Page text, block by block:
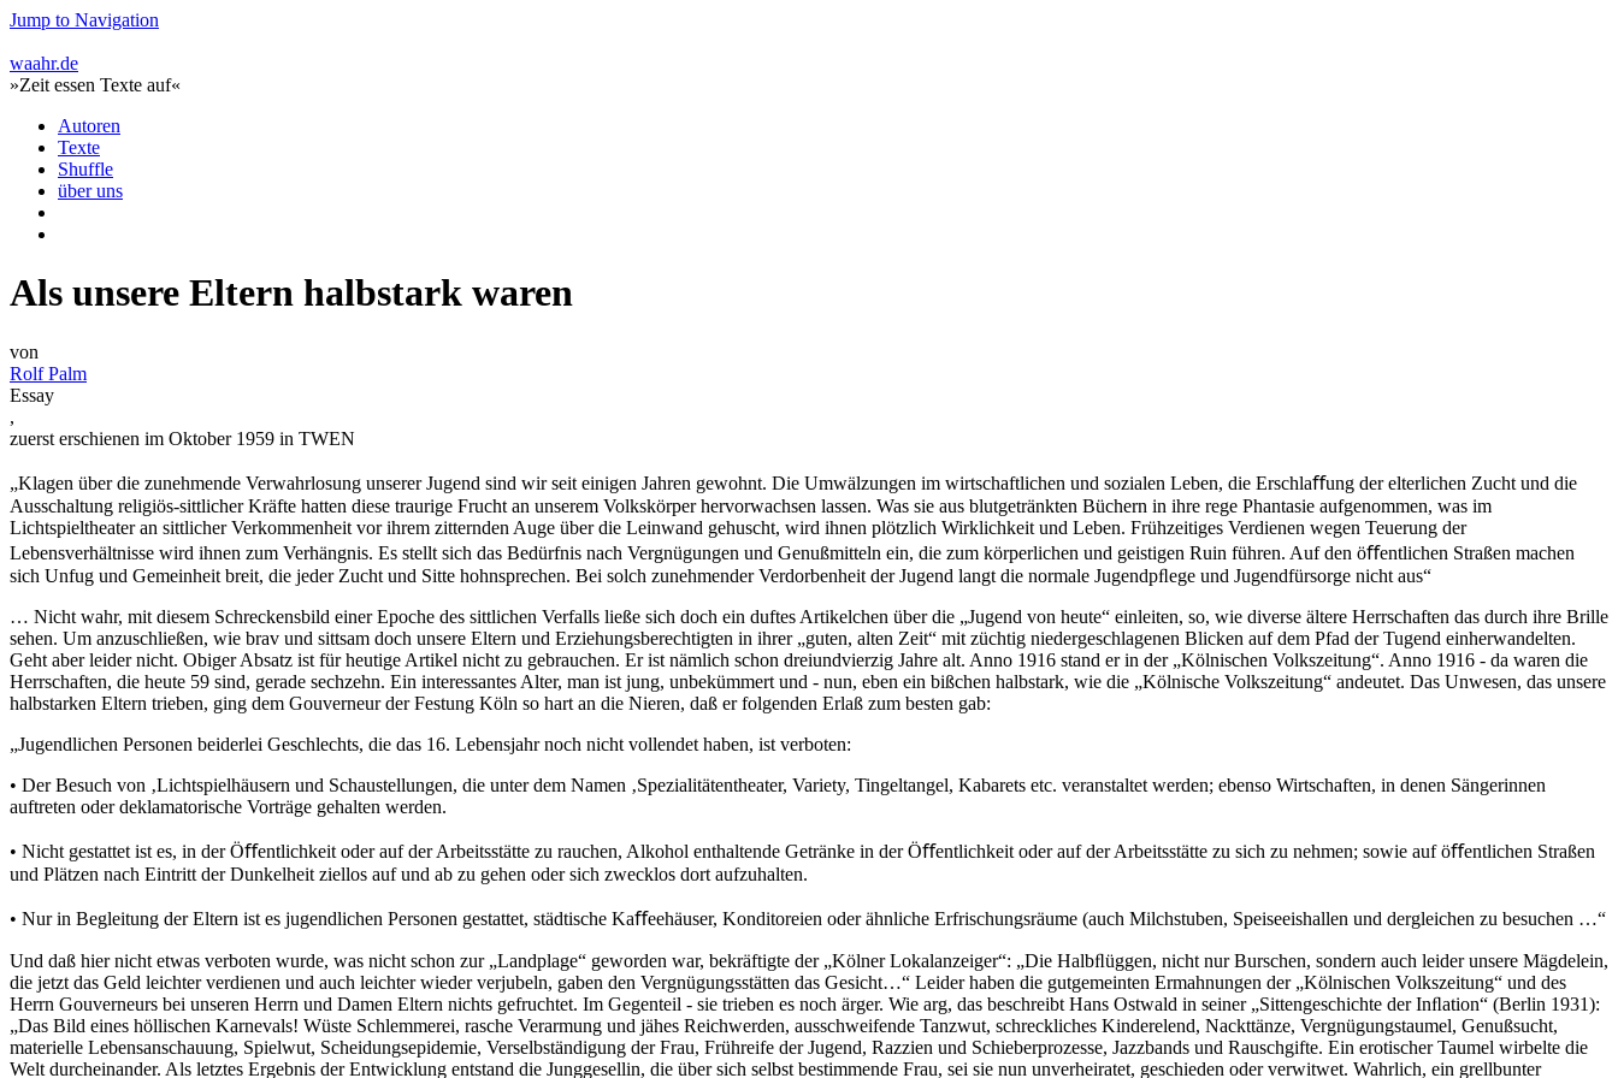
Jump to Navigation
waahr.de
»Zeit essen Texte auf«
Autoren
Texte
Shuffle
über uns
Als unsere Eltern halbstark waren
von
Rolf Palm
Essay
,
zuerst erschienen im Oktober 1959 in TWEN
„Klagen über die zunehmende Verwahrlosung unserer Jugend sind wir seit einigen Jahren gewohnt. Die Umwälzungen im wirtschaftlichen und sozialen Leben, die Erschlaﬀung der elterlichen Zucht und die
Ausschaltung religiös-sittlicher Kräfte hatten diese traurige Frucht an unserem Volkskörper hervorwachsen lassen. Was sie aus blutgetränkten Büchern in ihre rege Phantasie aufgenommen, was im
Lichtspieltheater an sittlicher Verkommenheit vor ihrem zitternden Auge über die Leinwand gehuscht, wird ihnen plötzlich Wirklichkeit und Leben. Frühzeitiges Verdienen wegen Teuerung der
Lebensverhältnisse wird ihnen zum Verhängnis. Es stellt sich das Bedürfnis nach Vergnügungen und Genußmitteln ein, die zum körperlichen und geistigen Ruin führen. Auf den öﬀentlichen Straßen machen
sich Unfug und Gemeinheit breit, die jeder Zucht und Sitte hohnsprechen. Bei solch zunehmender Verdorbenheit der Jugend langt die normale Jugendpﬂege und Jugendfürsorge nicht aus“
… Nicht wahr, mit diesem Schreckensbild einer Epoche des sittlichen Verfalls ließe sich doch ein duftes Artikelchen über die „Jugend von heute“ einleiten, so, wie diverse ältere Herrschaften das durch ihre Brille
sehen. Um anzuschließen, wie brav und sittsam doch unsere Eltern und Erziehungsberechtigten in ihrer „guten, alten Zeit“ mit züchtig niedergeschlagenen Blicken auf dem Pfad der Tugend einherwandelten.
Geht aber leider nicht. Obiger Absatz ist für heutige Artikel nicht zu gebrauchen. Er ist nämlich schon dreiundvierzig Jahre alt. Anno 1916 stand er in der „Kölnischen Volkszeitung“. Anno 1916 - da waren die
Herrschaften, die heute 59 sind, gerade sechzehn. Ein interessantes Alter, man ist jung, unbekümmert und - nun, eben ein bißchen halbstark, wie die „Kölnische Volkszeitung“ andeutet. Das Unwesen, das unsere
halbstarken Eltern trieben, ging dem Gouverneur der Festung Köln so hart an die Nieren, daß er folgenden Erlaß zum besten gab:
„Jugendlichen Personen beiderlei Geschlechts, die das 16. Lebensjahr noch nicht vollendet haben, ist verboten:
• Der Besuch von ‚Lichtspielhäusern und Schaustellungen, die unter dem Namen ‚Spezialitätentheater, Variety, Tingeltangel, Kabarets etc. veranstaltet werden; ebenso Wirtschaften, in denen Sängerinnen
auftreten oder deklamatorische Vorträge gehalten werden.
• Nicht gestattet ist es, in der Öﬀentlichkeit oder auf der Arbeitsstätte zu rauchen, Alkohol enthaltende Getränke in der Öﬀentlichkeit oder auf der Arbeitsstätte zu sich zu nehmen; sowie auf öﬀentlichen Straßen
und Plätzen nach Eintritt der Dunkelheit ziellos auf und ab zu gehen oder sich zwecklos dort aufzuhalten.
• Nur in Begleitung der Eltern ist es jugendlichen Personen gestattet, städtische Kaﬀeehäuser, Konditoreien oder ähnliche Erfrischungsräume (auch Milchstuben, Speiseeishallen und dergleichen zu besuchen …“
Und daß hier nicht etwas verboten wurde, was nicht schon zur „Landplage“ geworden war, bekräftigte der „Kölner Lokalanzeiger“: „Die Halbﬂüggen, nicht nur Burschen, sondern auch leider unsere Mägdelein,
die jetzt das Geld leichter verdienen und auch leichter wieder verjubeln, gaben den Vergnügungsstätten das Gesicht…“ Leider haben die gutgemeinten Ermahnungen der „Kölnischen Volkszeitung“ und des
Herrn Gouverneurs bei unseren Herrn und Damen Eltern nichts gefruchtet. Im Gegenteil - sie trieben es noch ärger. Wie arg, das beschreibt Hans Ostwald in seiner „Sittengeschichte der Inﬂation“ (Berlin 1931):
„Das Bild eines höllischen Karnevals! Wüste Schlemmerei, rasche Verarmung und jähes Reichwerden, ausschweifende Tanzwut, schreckliches Kinderelend, Nackttänze, Vergnügungstaumel, Genußsucht,
materielle Lebensanschauung, Spielwut, Scheidungsepidemie, Verselbständigung der Frau, Frühreife der Jugend, Razzien und Schieberprozesse, Jazzbands und Rauschgifte. Ein erotischer Taumel wirbelte die
Welt durcheinander. Als letztes Ergebnis der Entwicklung entstand die Junggesellin, die über sich selbst bestimmende Frau, sei sie nun unverheiratet, geschieden oder verwitwet. Wahrlich, ein grellbunter